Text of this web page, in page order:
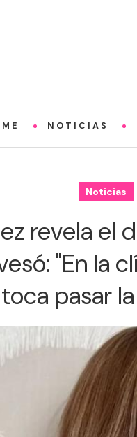
NOTICIAS
Noticias
revela el
"En la
toca pasar